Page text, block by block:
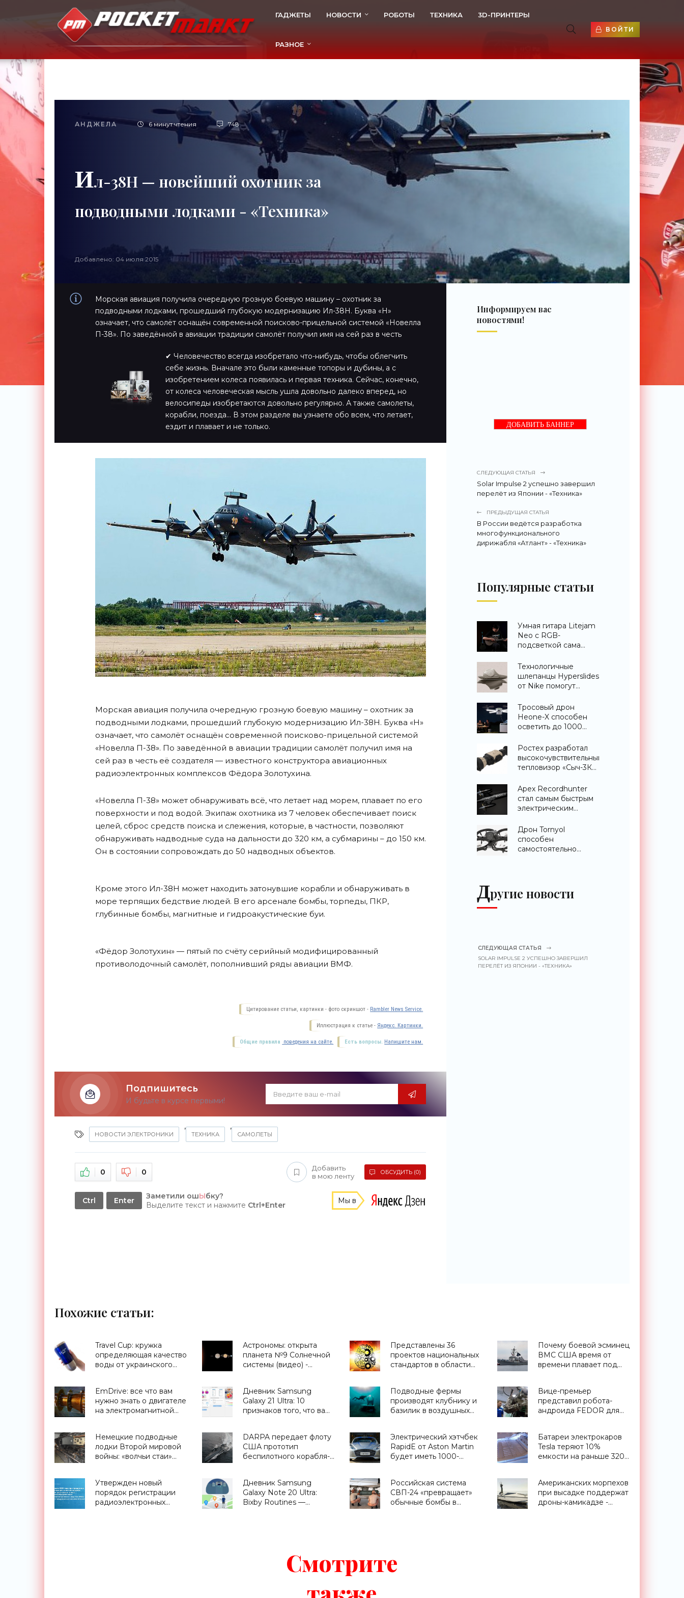
ГАДЖЕТЫ НОВОСТИ РОБОТЫ ТЕХНИКА 3D-ПРИНТЕРЫ
РАЗНОЕ
ВОЙТИ
АНДЖЕЛА 6 минут чтения 748
Ил-38Н — новейший охотник за
подводными лодками - «Техника»
Добавлено: 04 июля 2015
Морская авиация получила очередную грозную боевую машину – охотник за
подводными лодками, прошедший глубокую модернизацию Ил-38Н. Буква «Н»
означает, что самолёт оснащён современной поисково-прицельной системой «Новелла
П-38». По заведённой в авиации традиции самолёт получил имя на сей раз в честь
✔ Человечество всегда изобретало что-нибудь, чтобы облегчить
себе жизнь. Вначале это были каменные топоры и дубины, а с
изобретением колеса появилась и первая техника. Сейчас, конечно,
от колеса человеческая мысль ушла довольно далеко вперед, но
велосипеды изобретаются довольно регулярно. А также самолеты,
корабли, поезда… В этом разделе вы узнаете обо всем, что летает,
ездит и плавает и не только.
Морская авиация получила очередную грозную боевую машину – охотник за
подводными лодками, прошедший глубокую модернизацию Ил-38Н. Буква «Н»
означает, что самолёт оснащён современной поисково-прицельной системой
«Новелла П-38». По заведённой в авиации традиции самолёт получил имя на
сей раз в честь её создателя — известного конструктора авиационных
радиоэлектронных комплексов Фёдора Золотухина.
«Новелла П-38» может обнаруживать всё, что летает над морем, плавает по его
поверхности и под водой. Экипаж охотника из 7 человек обеспечивает поиск
целей, сброс средств поиска и слежения, которые, в частности, позволяют
обнаруживать надводные суда на дальности до 320 км, а субмарины – до 150 км.
Он в состоянии сопровождать до 50 надводных объектов.
Кроме этого Ил-38Н может находить затонувшие корабли и обнаруживать в
море терпящих бедствие людей. В его арсенале бомбы, торпеды, ПКР,
глубинные бомбы, магнитные и гидроакустические буи.
«Фёдор Золотухин» — пятый по счёту серийный модифицированный
противолодочный самолёт, пополнивший ряды авиации ВМФ.
Цитирование статьи, картинки - фото скриншот - Rambler News Service.
Иллюстрация к статье - Яндекс. Картинки.
Есть вопросы. Напишите нам.
Общие правила поведения на сайте.
Подпишитесь
И будьте в курсе первыми!
НОВОСТИ ЭЛЕКТРОНИКИ
,
ТЕХНИКА
,
САМОЛЕТЫ
0 0
Добавить
в мою ленту
ОБСУДИТЬ (0)
Ctrl Enter Заметили ошЫбку?
Выделите текст и нажмите Ctrl+Enter Мы в
Информируем вас
новостями!
ДОБАВИТЬ БАННЕР
СЛЕДУЮЩАЯ СТАТЬЯ
Solar Impulse 2 успешно завершил
перелёт из Японии - «Техника»
ПРЕДЫДУЩАЯ СТАТЬЯ
В России ведётся разработка
многофункционального
дирижабля «Атлант» - «Техника»
Популярные статьи
Умная гитара Litejam
Neo с RGB-
подсветкой сама
«Гаджеты»
Технологичные
шлепанцы Hyperslides
от Nike помогут
ноги после
тренировки -
«Гаджеты»
Тросовый дрон
Heone-X способен
осветить до 1000
земли -
«Беспилотники»
Ростех разработал
высокочувствительный
тепловизор «Сыч-3К»
распознавания до 2
км - «Гаджеты»
Apex Recordhunter
стал самым быстрым
электрическим
«Беспилотники»
Дрон Tornyol
способен
самостоятельно
Другие новости
СЛЕДУЮЩАЯ СТАТЬЯ
SOLAR IMPULSE 2 УСПЕШНО ЗАВЕРШИЛ
ПЕРЕЛЁТ ИЗ ЯПОНИИ - «ТЕХНИКА»
Похожие статьи:
Travel Cup: кружка
определяющая качество
воды от украинского
Астрономы: открыта
планета №9 Солнечной
системы (видео) -
Представлены 36
проектов национальных
стандартов в области
Почему боевой эсминец
ВМС США время от
времени плавает под
EmDrive: все что вам
нужно знать о двигателе
на электромагнитной
Дневник Samsung
Galaxy 21 Ultra: 10
признаков того, что вам
Подводные фермы
производят клубнику и
базилик в воздушных
«Технологии»
Вице-премьер
представил робота-
андроида FEDOR для
Немецкие подводные
лодки Второй мировой
войны: «волчьи стаи»
DARPA передает флоту
США прототип
беспилотного корабля-
«Техника»
Электрический хэтчбек
RapidE от Aston Martin
будет иметь 1000-
«Транспорт»
Батареи электрокаров
Tesla теряют 10%
емкости на раньше 320
Утвержден новый
порядок регистрации
радиоэлектронных
Дневник Samsung
Galaxy Note 20 Ultra:
Bixby Routines —
Российская система
СВП-24 «превращает»
обычные бомбы в
Американских морпехов
при высадке поддержат
дроны-камикадзе -
Смотрите